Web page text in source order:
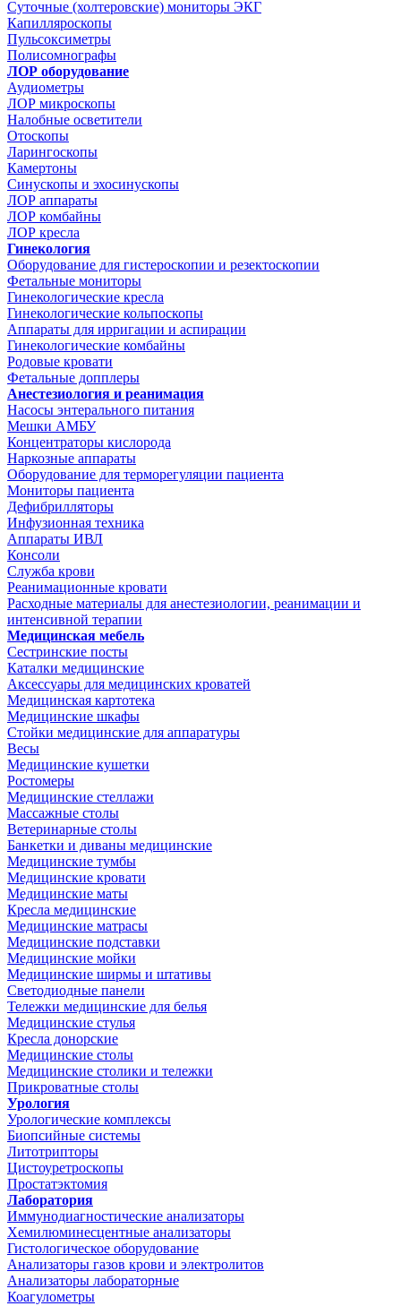
Суточные (холтеровские) мониторы ЭКГ
Капилляроскопы
Пульсоксиметры
Полисомнографы
ЛОР оборудование
Аудиометры
ЛОР микроскопы
Налобные осветители
Отоскопы
Ларингоскопы
Камертоны
Синускопы и эхосинускопы
ЛОР аппараты
ЛОР комбайны
ЛОР кресла
Гинекология
Оборудование для гистероскопии и резектоскопии
Фетальные мониторы
Гинекологические кресла
Гинекологические кольпоскопы
Аппараты для ирригации и аспирации
Гинекологические комбайны
Родовые кровати
Фетальные допплеры
Анестезиология и реанимация
Насосы энтерального питания
Мешки АМБУ
Концентраторы кислорода
Наркозные аппараты
Оборудование для терморегуляции пациента
Мониторы пациента
Дефибрилляторы
Инфузионная техника
Аппараты ИВЛ
Консоли
Служба крови
Реанимационные кровати
Расходные материалы для анестезиологии, реанимации и
интенсивной терапии
Медицинская мебель
Сестринские посты
Каталки медицинские
Аксессуары для медицинских кроватей
Медицинская картотека
Медицинские шкафы
Стойки медицинские для аппаратуры
Весы
Медицинские кушетки
Ростомеры
Медицинские стеллажи
Массажные столы
Ветеринарные столы
Банкетки и диваны медицинские
Медицинские тумбы
Медицинские кровати
Медицинские маты
Кресла медицинские
Медицинские матрасы
Медицинские подставки
Медицинские мойки
Медицинские ширмы и штативы
Светодиодные панели
Тележки медицинские для белья
Медицинские стулья
Кресла донорские
Медицинские столы
Медицинские столики и тележки
Прикроватные столы
Урология
Урологические комплексы
Биопсийные системы
Литотрипторы
Цистоуретроскопы
Простатэктомия
Лаборатория
Иммунодиагностические анализаторы
Хемилюминесцентные анализаторы
Гистологическое оборудование
Анализаторы газов крови и электролитов
Анализаторы лабораторные
Коагулометры